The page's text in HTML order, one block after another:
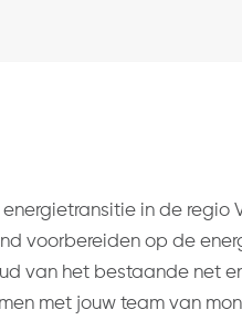
in de regio
voorbereiden op de
van het bestaande net
met jouw team van